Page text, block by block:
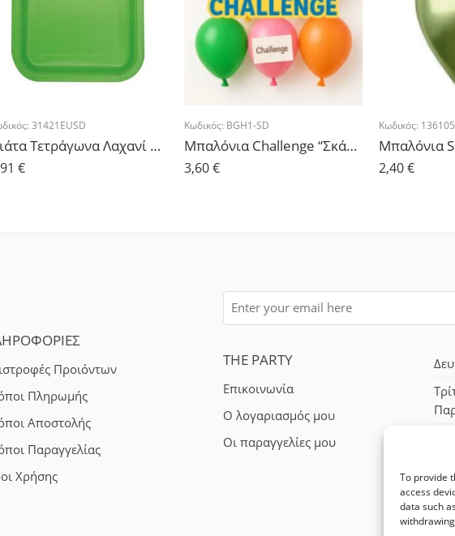
To provide
access
data such
31421EUSD
Πιάτα Τετράγωνα Λαχανί 18cm – 16τμχ.
€
Κωδικός: BGH1-SD
Μπαλόνια Challenge “Σκάσε & Γέλα” – 6 τμχ.
3,60€
Κωδικός:
2,40€
Προιόντων
Πληρωμής
Αποστολής
Παραγγελίας
Χρήσης
THE PARTY
Επικοινωνία
Ο λογαριασμός μου
Οι παραγγελίες μου